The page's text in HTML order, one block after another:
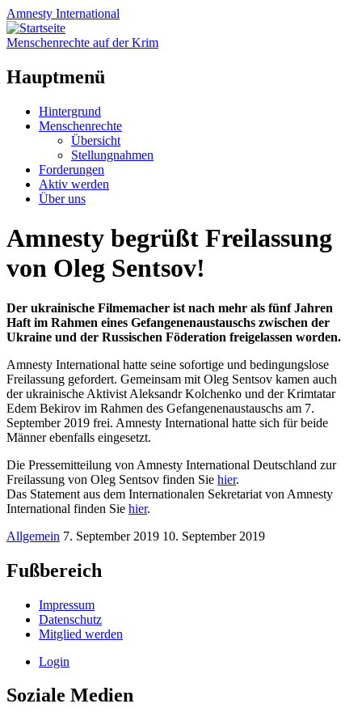
Amnesty International
Menschenrechte auf der Krim
Hauptmenü
Zum
Inhalt
Hintergrund
Menschenrechte
Übersicht
Stellungnahmen
Forderungen
Aktiv werden
Über uns
Amnesty begrüßt Freilassung
von Oleg Sentsov!
Der ukrainische Filmemacher ist nach mehr als fünf Jahren
Haft im Rahmen eines Gefangenenaustauschs zwischen der
Ukraine und der Russischen Föderation freigelassen worden.
Amnesty International hatte seine sofortige und bedingungslose
Freilassung gefordert. Gemeinsam mit Oleg Sentsov kamen auch
der ukrainische Aktivist Aleksandr Kolchenko und der Krimtatar
Edem Bekirov im Rahmen des Gefangenenaustauschs am 7.
September 2019 frei. Amnesty International hatte sich für beide
Männer ebenfalls eingesetzt.
Die Pressemitteilung von Amnesty International Deutschland zur
Freilassung von Oleg Sentsov finden Sie hier.
Das Statement aus dem Internationalen Sekretariat von Amnesty
International finden Sie hier.
Allgemein 7. September 2019 10. September 2019
Fußbereich
Impressum
Datenschutz
Mitglied werden
Login
Soziale Medien